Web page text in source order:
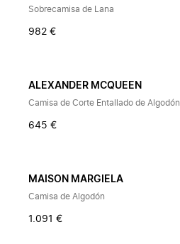
Sobrecamisa de Lana
982 €
ALEXANDER MCQUEEN
Camisa de Corte Entallado de Algodón
645 €
MAISON MARGIELA
Camisa de Algodón
1.091 €